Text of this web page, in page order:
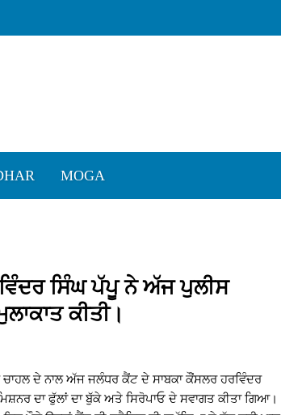
MOGA
ਸਿੰਘ ਪੱਪੂ ਨੇ ਅੱਜ ਪੁਲੀਸ
ਕੀਤੀ।
ਦੇ ਨਾਲ ਅੱਜ ਜਲੰਧਰ ਕੈਂਟ ਦੇ ਸਾਬਕਾ ਕੌਂਸਲਰ ਹਰਵਿੰਦਰ
ਦਾ ਫੁੱਲਾਂ ਦਾ ਬੁੱਕੇ ਅਤੇ ਸਿਰੋਪਾਓ ਦੇ ਸਵਾਗਤ ਕੀਤਾ ਗਿਆ।